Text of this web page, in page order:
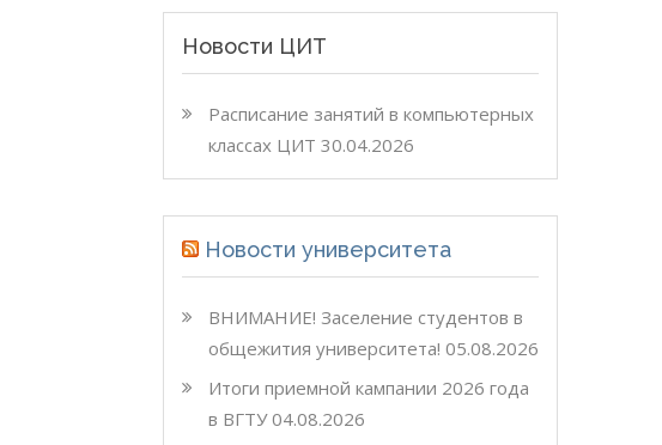
Новости ЦИТ
Расписание занятий в компьютерных
классах ЦИТ 30.04.2026
Новости университета
ВНИМАНИЕ! Заселение студентов в
общежития университета! 05.08.2026
Итоги приемной кампании 2026 года
в ВГТУ 04.08.2026